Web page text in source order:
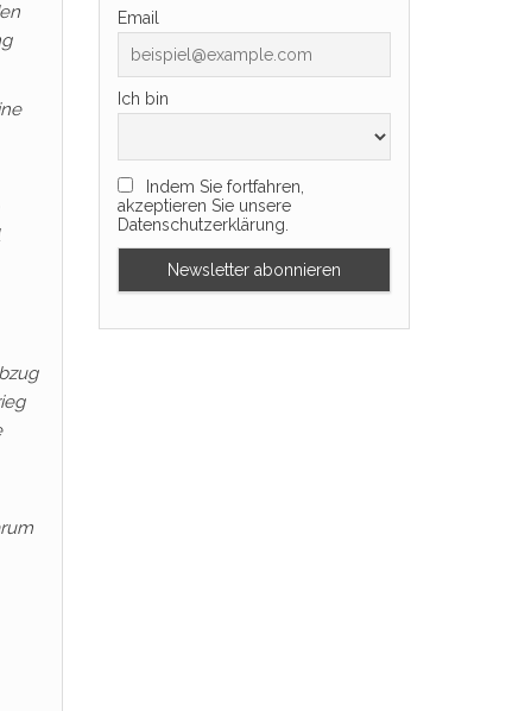
Email
Ich bin
Indem Sie fortfahren,
akzeptieren Sie unsere
Datenschutzerklärung.